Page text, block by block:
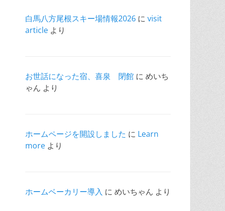
白馬八方尾根スキー場情報2026 に visit
article より
お世話になった宿、喜泉 閉館 に めいち
ゃん より
ホームページを開設しました に Learn
more より
ホームベーカリー導入 に めいちゃん より